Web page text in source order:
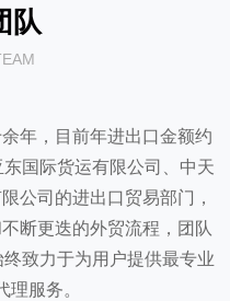
队
年，目前年进出口金额约
国际货运有限公司、中天
公司的进出口贸易部门，
断更迭的外贸流程，团队
致力于为用户提供最专业
服务。
节约时间成本
用户无需制作单证，华微将
负责所有的操作流程， 并与
用户指定的货代对接（或提